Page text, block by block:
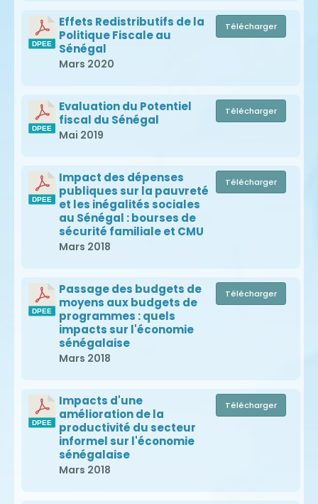
Effets Redistributifs de la
Politique Fiscale au
Sénégal
Mars 2020
Télécharger
Evaluation du Potentiel
fiscal du Sénégal
Mai 2019
Télécharger
Impact des dépenses
publiques sur la pauvreté
et les inégalités sociales
au Sénégal : bourses de
sécurité familiale et CMU
Mars 2018
Télécharger
Passage des budgets de
moyens aux budgets de
programmes : quels
impacts sur l'économie
sénégalaise
Mars 2018
Télécharger
Impacts d'une
amélioration de la
productivité du secteur
informel sur l'économie
sénégalaise
Mars 2018
Télécharger